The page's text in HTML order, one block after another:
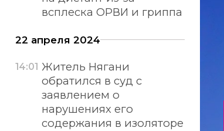
всплеска ОРВИ и гриппа
22 апреля 2024
14:01 Житель Нягани
обратился в суд с
заявлением о
нарушениях его
содержания в изоляторе